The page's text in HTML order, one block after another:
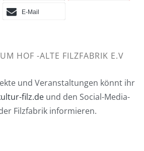
E-Mail
HOF -ALTE FILZFABRIK E.V
und Veranstaltungen könnt ihr
filz.de und den Social-Media-
Filzfabrik informieren.